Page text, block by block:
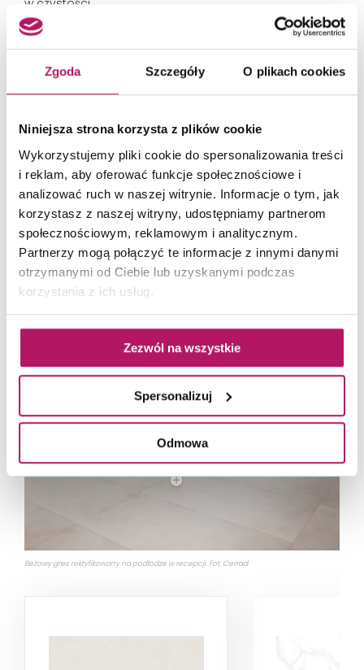
Zgoda Szczegóły O plikach cookies
Niniejsza strona korzysta z plików cookie
Wykorzystujemy pliki cookie do spersonalizowania treści
i reklam, aby oferować funkcje społecznościowe i
analizować ruch w naszej witrynie. Informacje o tym, jak
korzystasz z naszej witryny, udostępniamy partnerom
społecznościowym, reklamowym i analitycznym.
Partnerzy mogą połączyć te informacje z innymi danymi
otrzymanymi od Ciebie lub uzyskanymi podczas
korzystania z ich usług.
Zezwól na wszystkie
Spersonalizuj
Odmowa
w czystości.
Gresy dobrze sprawdzą się w miejscach użyteczności publicznej: siłowniach, sklepach.
Fot. Cerrad
Beżowy gres rektyfikowany na podłodze w recepcji. Fot. Cerrad